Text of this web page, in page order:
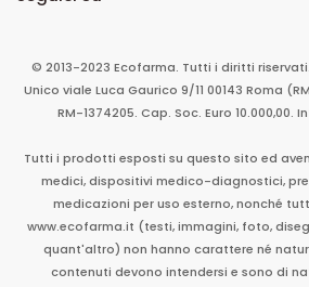
© 2013-2023 Ecofarma. Tutti i diritti riservati.
Unico viale Luca Gaurico 9/11 00143 Roma
RM-1374205. Cap. Soc. Euro 10.000,00.
Tutti i prodotti esposti su questo sito ed
medici, dispositivi medico-diagnostici,
medicazioni per uso esterno, nonché
www.ecofarma.it (testi, immagini, foto,
quant'altro) non hanno carattere né
contenuti devono intendersi e sono di